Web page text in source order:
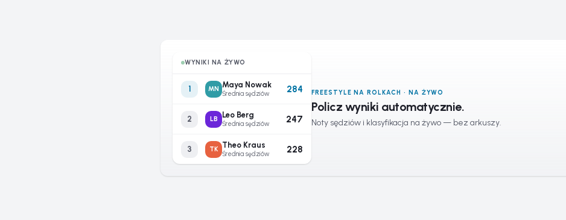
WYNIKI NA ŻYWO
1 MN Maya Nowak
Średnia sędziów 284
2 LB Leo Berg
Średnia sędziów 247
3 TK Theo Kraus
Średnia sędziów 228
FREESTYLE NA ROLKACH · NA ŻYWO
Policz wyniki automatycznie.
Noty sędziów i klasyfikacja na żywo — bez arkuszy.